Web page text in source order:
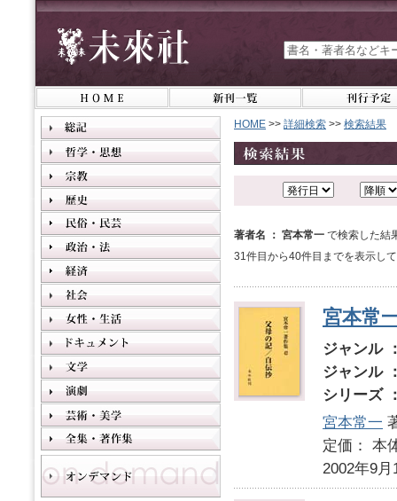
HOME >> 詳細検索 >> 検索結果
著者名 ： 宮本常一 で検索した結
31件目から40件目までを表示し
宮本常
ジャンル
ジャンル
シリーズ
宮本常一
定価：
2002年9月